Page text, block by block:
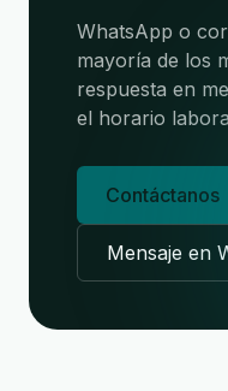
WhatsApp o
mayoría de los
respuesta en
el horario
Contáctanos
Mensaje en